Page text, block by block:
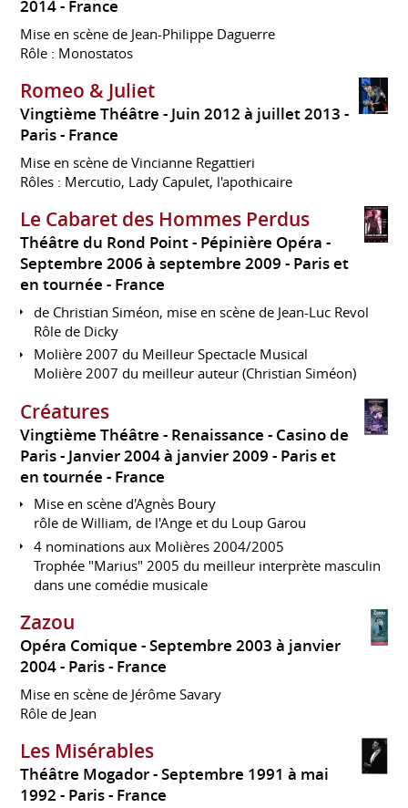
2014 France
Mise en scène de Jean-Philippe Daguerre
Rôle : Monostatos
Romeo & Juliet
Vingtième Théâtre
Juin 2012 à juillet 2013
Paris
France
Mise en scène de Vincianne Regattieri
Rôles : Mercutio, Lady Capulet, l'apothicaire
Le Cabaret des Hommes Perdus
Théâtre du Rond Point - Pépinière Opéra
Septembre 2006 à septembre 2009 Paris et
en tournée
France
de Christian Siméon, mise en scène de Jean-Luc Revol
Rôle de Dicky
Molière 2007 du Meilleur Spectacle Musical
Molière 2007 du meilleur auteur (Christian Siméon)
Créatures
Vingtième Théâtre - Renaissance - Casino de
Paris
Janvier 2004 à janvier 2009 Paris et
en tournée
France
Mise en scène d'Agnès Boury
rôle de William, de l'Ange et du Loup Garou
4 nominations aux Molières 2004/2005
Trophée "Marius" 2005 du meilleur interprète masculin
dans une comédie musicale
Zazou
Opéra Comique
Septembre 2003 à janvier
2004 Paris France
Mise en scène de Jérôme Savary
Rôle de Jean
Les Misérables
Théâtre Mogador
Septembre 1991 à mai
1992 Paris France